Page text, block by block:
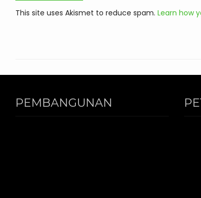
This site uses Akismet to reduce spam. Learn how
PEMBANGUNAN